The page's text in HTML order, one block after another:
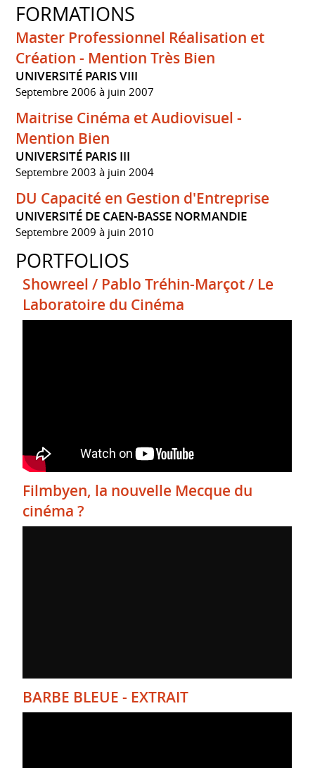
FORMATIONS
Master Professionnel Réalisation et
Création - Mention Très Bien
UNIVERSITÉ PARIS VIII
Septembre 2006 à juin 2007
Maitrise Cinéma et Audiovisuel -
Mention Bien
UNIVERSITÉ PARIS III
Septembre 2003 à juin 2004
DU Capacité en Gestion d'Entreprise
UNIVERSITÉ DE CAEN-BASSE NORMANDIE
Septembre 2009 à juin 2010
PORTFOLIOS
Showreel / Pablo Tréhin-Marçot / Le
Laboratoire du Cinéma
Filmbyen, la nouvelle Mecque du
cinéma ?
BARBE BLEUE - EXTRAIT